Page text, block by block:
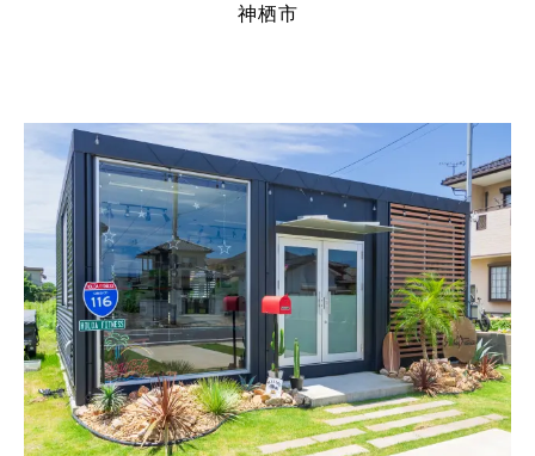
神栖市